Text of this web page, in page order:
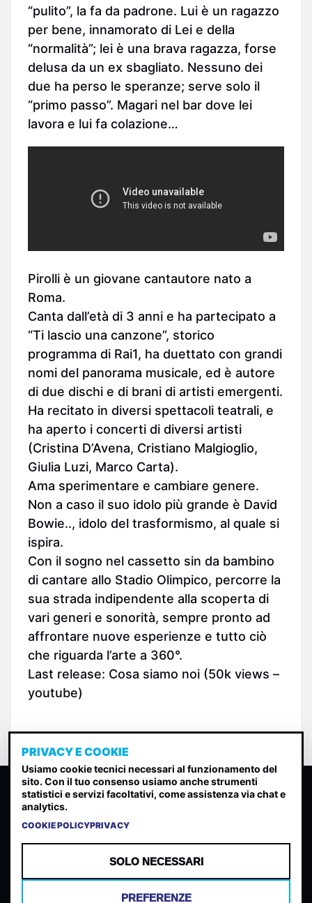
“pulito”, la fa da padrone. Lui è un ragazzo
per bene, innamorato di Lei e della
“normalità”; lei è una brava ragazza, forse
delusa da un ex sbagliato. Nessuno dei
due ha perso le speranze; serve solo il
“primo passo”. Magari nel bar dove lei
lavora e lui fa colazione…
Pirolli è un giovane cantautore nato a
Roma.
Canta dall’età di 3 anni e ha partecipato a
“Ti lascio una canzone”, storico
programma di Rai1, ha duettato con grandi
nomi del panorama musicale, ed è autore
di due dischi e di brani di artisti emergenti.
Ha recitato in diversi spettacoli teatrali, e
ha aperto i concerti di diversi artisti
(Cristina D’Avena, Cristiano Malgioglio,
Giulia Luzi, Marco Carta).
Ama sperimentare e cambiare genere.
Non a caso il suo idolo più grande è David
Bowie.., idolo del trasformismo, al quale si
ispira.
Con il sogno nel cassetto sin da bambino
di cantare allo Stadio Olimpico, percorre la
sua strada indipendente alla scoperta di
vari generi e sonorità, sempre pronto ad
affrontare nuove esperienze e tutto ciò
che riguarda l’arte a 360°.
Last release: Cosa siamo noi (50k views –
youtube)
CLASSIFICA INDIE
Classifica per indice di gradimento generata dall analisi di
TERMINI E CONDIZIONI PRIVACY POLICY
PRIVACY E COOKIE
Usiamo cookie tecnici necessari al funzionamento del
sito. Con il tuo consenso usiamo anche strumenti
statistici e servizi facoltativi, come assistenza via chat e
analytics.
COOKIE POLICYPRIVACY
SOLO NECESSARI
PREFERENZE